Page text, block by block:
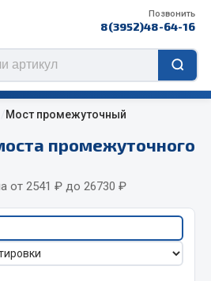
Позвонить
8(3952)48-64-16
колеса BOHU
Мост промежуточный
промежуточного
от 2541 ₽ до 26730 ₽